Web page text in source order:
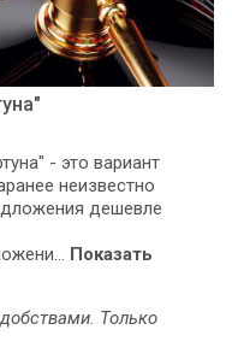
- это вариант
неизвестно
дешевле
Показать
Только